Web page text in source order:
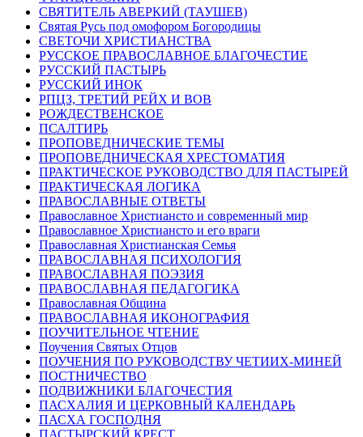
СВЯТИТЕЛЬ АВЕРКИЙ (ТАУШЕВ)
Святая Русь под омофором Богородицы
СВЕТОЧИ ХРИСТИАНСТВА
РУССКОЕ ПРАВОСЛАВНОЕ БЛАГОЧЕСТИЕ
РУССКИЙ ПАСТЫРЬ
РУССКИЙ ИНОК
РПЦЗ, ТРЕТИЙ РЕЙХ И ВОВ
РОЖДЕСТВЕНСКОЕ
ПСАЛТИРЬ
ПРОПОВЕДНИЧЕСКИЕ ТЕМЫ
ПРОПОВЕДНИЧЕСКАЯ ХРЕСТОМАТИЯ
ПРАКТИЧЕСКОЕ РУКОВОДСТВО ДЛЯ ПАСТЫРЕЙ
ПРАКТИЧЕСКАЯ ЛОГИКА
ПРАВОСЛАВНЫЕ ОТВЕТЫ
Православное Христиансто и современный мир
Православное Христиансто и его враги
Православная Христианская Семья
ПРАВОСЛАВНАЯ ПСИХОЛОГИЯ
ПРАВОСЛАВНАЯ ПОЭЗИЯ
ПРАВОСЛАВНАЯ ПЕДАГОГИКА
Православная Община
ПРАВОСЛАВНАЯ ИКОНОГРАФИЯ
ПОУЧИТЕЛЬНОЕ ЧТЕНИЕ
Поучения Святых Отцов
ПОУЧЕНИЯ ПО РУКОВОДСТВУ ЧЕТИИХ-МИНЕЙ
ПОСТНИЧЕСТВО
ПОДВИЖНИКИ БЛАГОЧЕСТИЯ
ПАСХАЛИЯ И ЦЕРКОВНЫЙ КАЛЕНДАРЬ
ПАСХА ГОСПОДНЯ